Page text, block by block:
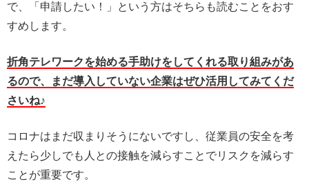
で、「申請したい！」という方はそちらも読むことをおす
すめします。
折角テレワークを始める手助けをしてくれる取り組みがあ
るので、まだ導入していない企業はぜひ活用してみてくだ
さいね♪
コロナはまだ収まりそうにないですし、従業員の安全を考
えたら少しでも人との接触を減らすことでリスクを減らす
ことが重要です。